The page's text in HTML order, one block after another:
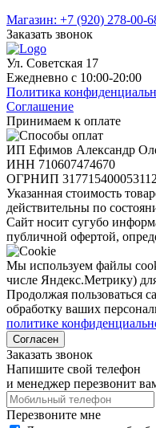
Магазин: +7 (920) 278-00-
Заказать звонок
Ул. Советская 17
Ежедневно с 10:00-20:00
Политика
Соглашение
Принимаем к оплате
ИП Ефимов Александр
ИНН 710607474670
ОГРНИП 317715400053112
Указанная стоимость
действительны по
Сайт носит сугубо
публичной офертой,
Мы используем файлы
числе Яндекс.Метрику)
Продолжая пользоваться
обработку ваших
политике
Согласен
Заказать звонок
Напишите свой телефон
и менеджер перезвонит
Перезвоните мне